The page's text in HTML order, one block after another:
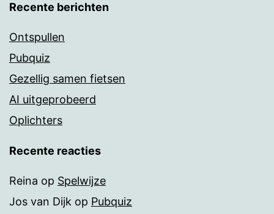
Recente berichten
Ontspullen
Pubquiz
Gezellig samen fietsen
AI uitgeprobeerd
Oplichters
Recente reacties
Reina op Spelwijze
Jos van Dijk op Pubquiz